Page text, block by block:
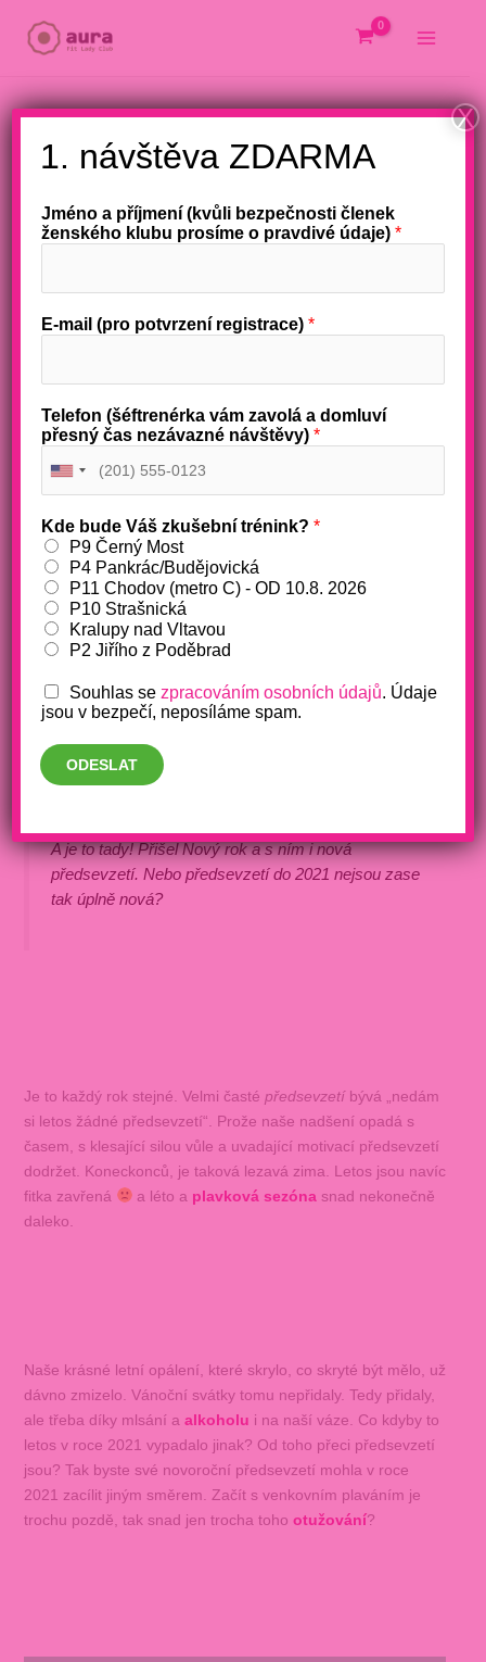
Předsevzetí 2021? Nový rok =
nová předsevzetí pro ženy
akce ,auraaqua,fitko,kardio,pohyb,strava,výživa pro
ženy, Výzva s Bárou,ženy
Staronové odhodlání, předsevzetí co se plní
A je to tady! Přišel Nový rok a s ním i nová
předsevzetí. Nebo předsevzetí do 2021 nejsou zase
tak úplně nová?
Je to každý rok stejné. Velmi časté předsevzetíbývá „nedám
si letos žádné předsevzetí“. Prože naše nadšení opadá s
časem, s klesající silou vůle a uvadající motivací předsevzetí
dodržet. Koneckonců, je taková lezavá zima. Letos jsou navíc
fitka zavřená
a léto a plavková sezóna snad nekonečně
daleko.
Naše krásné letní opálení, které skrylo, co skryté být mělo, už
dávno zmizelo. Vánoční svátky tomu nepřidaly. Tedy přidaly,
ale třeba díky mlsání a alkoholu i na naší váze. Co kdyby to
letos v roce 2021 vypadalo jinak? Od toho přeci předsevzetí
jsou? Tak byste své novoroční předsevzetí mohla v roce
2021 zacílit jiným směrem. Začít s venkovním plaváním je
trochu pozdě, tak snad jen trocha toho otužování?
1. návštěva ZDARMA
Jméno a příjmení (kvůli bezpečnosti členek
ženského klubu prosíme o pravdivé údaje)*
E-mail (pro potvrzení registrace)*
Telefon (šéftrenérka vám zavolá a domluví
přesný čas nezávazné návštěvy)*
Kde bude Váš zkušební trénink?*
P9 Černý Most
P4 Pankrác/Budějovická
P11 Chodov (metro C) - OD 10.8. 2026
P10 Strašnická
Kralupy nad Vltavou
P2 Jiřího z Poděbrad
Souhlas sezpracováním osobních údajů. Údaje
jsou v bezpečí, neposíláme spam.
ODESLAT
X